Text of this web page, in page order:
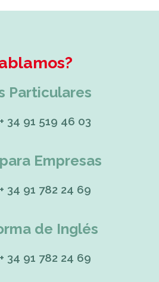
Particulares
+ 34 91 519 46 03
Empresas
+ 34 91 782 24 69
de Inglés
+ 34 91 782 24 69